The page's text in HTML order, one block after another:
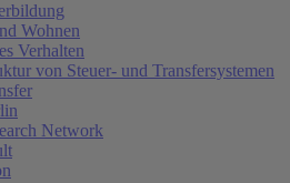
Wohnen
Verhalten
von Steuer- und Transfersystemen
Network